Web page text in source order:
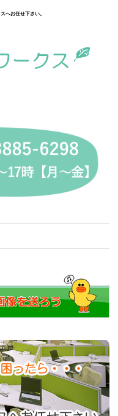
へお任せ下さい。